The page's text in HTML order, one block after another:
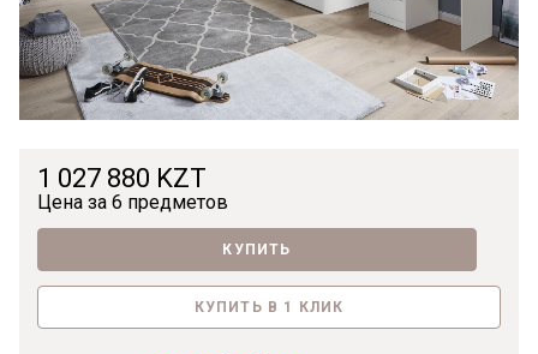
1 027 880 KZT
Цена за 6 предметов
КУПИТЬ
КУПИТЬ В 1 КЛИК